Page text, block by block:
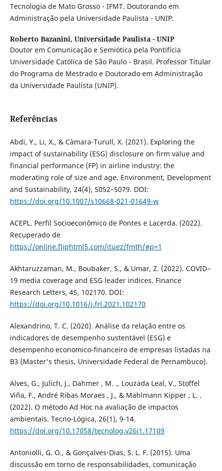
Tecnologia de Mato Grosso - IFMT. Doutorando em
Administração pela Universidade Paulista - UNIP.
Roberto Bazanini, Universidade Paulista - UNIP
Doutor em Comunicação e Semiótica pela Pontifícia
Universidade Católica de São Paulo - Brasil. Professor Titular
do Programa de Mestrado e Doutorado em Administração
da Universidade Paulista (UNIP).
Referências
Abdi, Y., Li, X., & Càmara-Turull, X. (2021). Exploring the
impact of sustainability (ESG) disclosure on firm value and
financial performance (FP) in airline industry: the
moderating role of size and age. Environment, Development
and Sustainability, 24(4), 5052–5079. DOI:
https://doi.org/10.1007/s10668-021-01649-w
ACEPL. Perfil Socioeconômico de Pontes e Lacerda. (2022).
Recuperado de
https://online.fliphtml5.com/ituez/fmth/#p=1
Akhtaruzzaman, M., Boubaker, S., & Umar, Z. (2022). COVID–
19 media coverage and ESG leader indices. Finance
Research Letters, 45, 102170. DOI:
https://doi.org/10.1016/j.frl.2021.102170
Alexandrino, T. C. (2020). Análise da relação entre os
indicadores de desempenho sustentável (ESG) e
desempenho economico-financeiro de empresas listadas na
B3 (Master's thesis, Universidade Federal de Pernambuco).
Alves, G., Julich, J., Dahmer , M. ., Louzada Leal, V., Stoffel
Viña, F., André Ribas Moraes , J., & Mahlmann Kipper , L. .
(2022). O método Ad Hoc na avaliação de impactos
ambientais. Tecno-Lógica, 26(1), 9-14.
https://doi.org/10.17058/tecnolog.v26i1.17109
Antoniolli, G. O., & Gonçalves-Dias, S. L. F. (2015). Uma
discussão em torno de responsabilidades, comunicação